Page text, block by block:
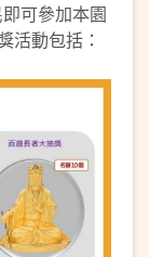
可參加本園
活動包括：